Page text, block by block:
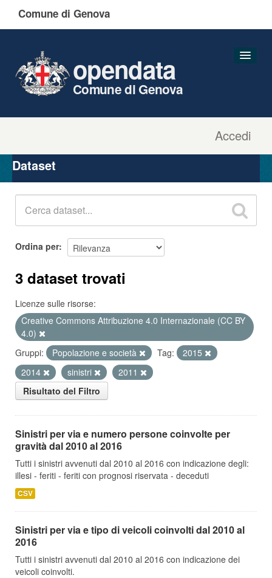
Comune di Genova
Accedi
opendata
Comune di Genova
Organizzazioni
Gruppi
Dataset
Ordina per
3 dataset trovati
Licenze sulle risorse:
Creative Commons Attribuzione 4.0 Internazionale (CC BY
4.0)
Gruppi:
Popolazione e società Tag:
2015
2014
sinistri
2011
Risultato del Filtro
Sinistri per via e numero persone coinvolte per
gravità dal 2010 al 2016
Tutti i sinistri avvenuti dal 2010 al 2016 con indicazione degli:
illesi - feriti - feriti con prognosi riservata - deceduti
CSV
Sinistri per via e tipo di veicoli coinvolti dal 2010 al
2016
Tutti i sinistri avvenuti dal 2010 al 2016 con indicazione dei
veicoli coinvolti.